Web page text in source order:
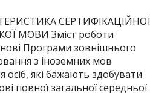
СЕРТИФІКАЦІЙНОЇ
МОВИ Зміст роботи
Програми зовнішнього
з іноземних мов
осіб, які бажають здобувати
повної загальної середньої